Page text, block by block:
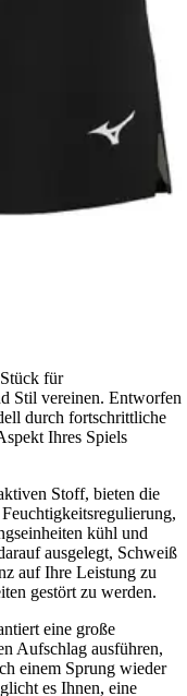
für
Stil vereinen. Entworfen
durch fortschrittliche
Ihres Spiels
Stoff, bieten die
kühl und
ausgelegt, Schweiß
auf Ihre Leistung zu
gestört zu werden.
eine große
Aufschlag ausführen,
einem Sprung wieder
es Ihnen, eine